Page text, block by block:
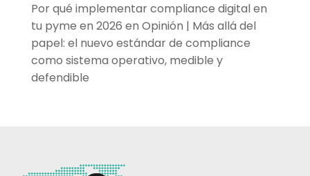
Por qué implementar compliance digital en
tu pyme en 2026 en Opinión | Más allá del
papel: el nuevo estándar de compliance
como sistema operativo, medible y
defendible